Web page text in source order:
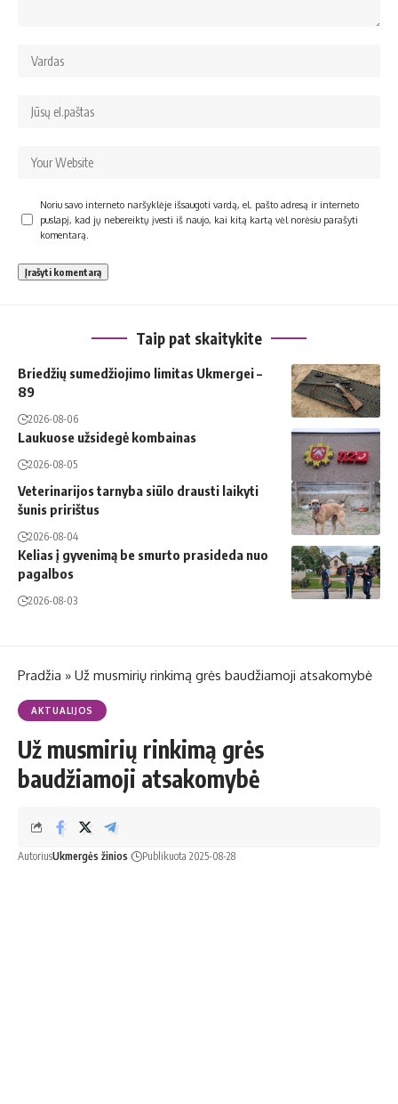
Noriu savo interneto naršyklėje išsaugoti vardą, el. pašto adresą ir interneto
puslapį, kad jų nebereiktų įvesti iš naujo, kai kitą kartą vėl norėsiu parašyti
komentarą.
Taip pat skaitykite
Briedžių sumedžiojimo limitas Ukmergei –
89
2026-08-06
Laukuose užsidegė kombainas
2026-08-05
Veterinarijos tarnyba siūlo drausti laikyti
šunis pririštus
2026-08-04
Kelias į gyvenimą be smurto prasideda nuo
pagalbos
2026-08-03
Pradžia » Už musmirių rinkimą grės baudžiamoji atsakomybė
AKTUALIJOS
Už musmirių rinkimą grės
baudžiamoji atsakomybė
AutoriusUkmergės žinios Publikuota 2025-08-28